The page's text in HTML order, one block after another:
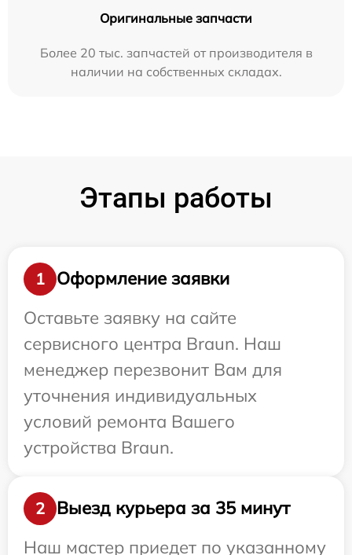
Оригинальные запчасти
Более 20 тыс. запчастей от производителя в
наличии на собственных складах.
Этапы работы
1
Оформление заявки
Оставьте заявку на сайте
сервисного центра Braun. Наш
менеджер перезвонит Вам для
уточнения индивидуальных
условий ремонта Вашего
устройства Braun.
2
Выезд курьера за 35 минут
Наш мастер приедет по указанному